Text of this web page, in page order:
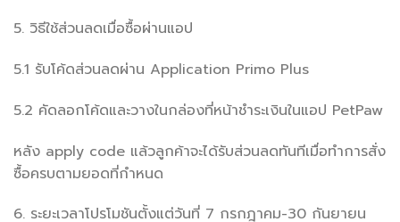
5. วิธีใช้ส่วนลดเมื่อซื้อผ่านแอป
5.1 รับโค้ดส่วนลดผ่าน Application Primo Plus
5.2 คัดลอกโค้ดและวางในกล่องที่หน้าชำระเงินในแอป PetPaw
หลัง apply code แล้วลูกค้าจะได้รับส่วนลดทันทีเมื่อทำการสั่ง
ซื้อครบตามยอดที่กำหนด
6. ระยะเวลาโปรโมชันตั้งแต่วันที่ 7 กรกฎาคม-30 กันยายน